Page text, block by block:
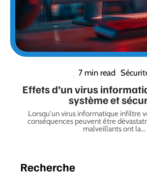
7 min read
Effets d’un virus
système et
Lorsqu'un virus informatique infiltre
conséquences peuvent être
malveillants ont la…
Recherche